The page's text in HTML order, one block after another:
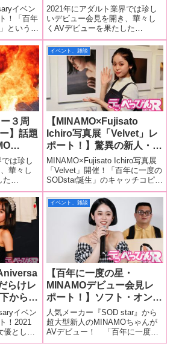
誕生」
フロア
が作ら
トあ
イベン
！「百年
というキ
年6月
はAVの
・ミュ
んなことは言わない」と
か、「MINAMOだった
ら、こう答える」とかいろ
いろと考えているんです。
前編
2021年にアダルト業界では珍し
いデビュー会見を開き、華々し
くAVデビューを果たした
MINAMOちゃん。その後は人気
街道を驀進し、作品売上ランキ
ング、人気女優ランキングでは
常にトップを走る存在となっ
た。そのMINAMOちゃんがデビ
ュー３周年
３周
】話題
剖！
倍楽
ートで
です
は珍し
華々し
た
は人気
ランキ
グでは
なっ
がデビ
イベント、雑談
【MINAMO×Fujisato
Ichiro写真展「Velvet」レ
ポート！】驚異の新人・
MINAMOがAVデビュー直
後に写真展を開催！ 連日
大盛況で早くも次回開催が
待たれる！ 本人からのコ
メントもあり！
MINAMO×Fujisato Ichiro写真展
「Velvet」開催！「百年に一度の
SODstar誕生」のキャッチコピー
で彗星のごとく現れた新人女
優・MINAMOちゃんがモデルの
写真展『Velvet』が東京・目黒の
ギャラリー「ロッコール」
らけレ
から４
倒的人
中野
年連続
！
イベン
！2021
として
た
イベント、雑談
【百年に一度の星・
MINAMOデビュー会見レ
ポート！】ソフト・オン・
デマンドから超大型新人の
MINAMOちゃんがデビュ
ー！ 「セックスは150％
くらい感じていた」と大物
人気メーカー『SOD star』から
超大型新人のMINAMOちゃんが
AVデビュー！ 「百年に一度の
SODstar誕生」とのキャッチコピ